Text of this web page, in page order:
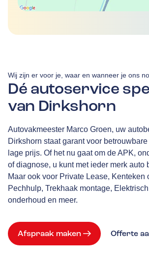
Dé autoservice
van Dirkshorn
Wij zijn er voor je, waar en wanneer je ons
Autovakmeester Marco Groen, uw
Dirkshorn staat garant voor
lage prijs. Of het nu gaat om de APK,
of diagnose, u kunt met ieder merk auto
Maar ook voor Private Lease, Kenteken
Pechhulp, Trekhaak montage,
onderhoud en meer.
Afspraak maken Offerte